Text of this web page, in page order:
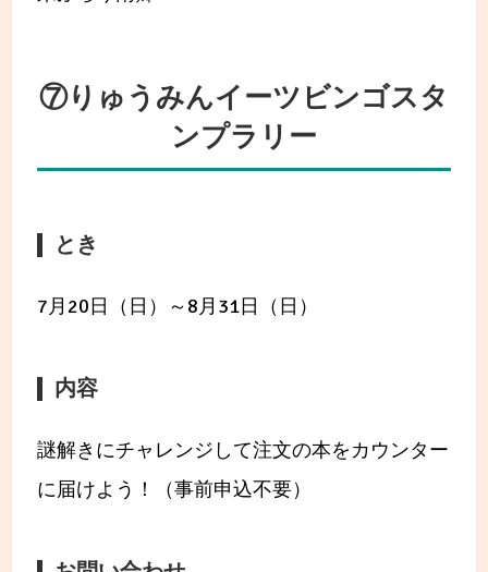
⑦りゅうみんイーツビンゴスタ
ンプラリー
とき
7月20日（日）～8月31日（日）
内容
謎解きにチャレンジして注文の本をカウンター
に届けよう！（事前申込不要）